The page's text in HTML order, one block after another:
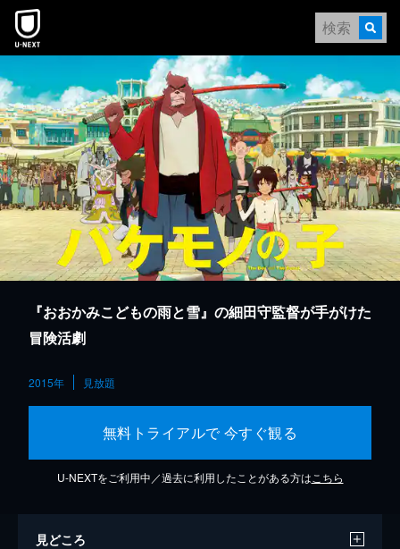
本文へスキップ
『おおかみこどもの雨と雪』の細田守監督が手がけた
冒険活劇
2015年 見放題
無料トライアルで 今すぐ観る
U-NEXTをご利用中／過去に利用したことがある方は こちら
見どころ